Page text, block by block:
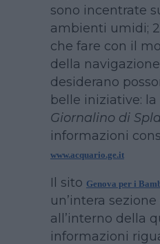
sono incentrate
ambienti umidi;
che fare con il
della
desiderano
belle iniziative: la
Giornalino di
informazioni
www.acquario.ge.it
Il sito Genova per i
un’intera
all’interno della
informazioni